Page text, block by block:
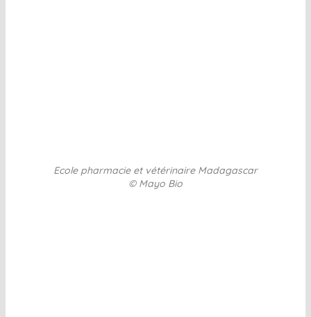
Ecole pharmacie et vétérinaire Madagascar
© Mayo Bio